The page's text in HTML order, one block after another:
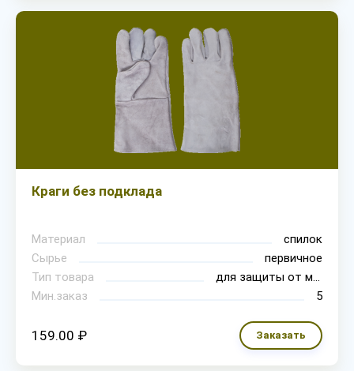
Краги без подклада
Материал
спилок
Сырье
первичное
Тип товара
для защиты от механических воздействий
Мин.заказ
5
159.00 ₽ Заказать